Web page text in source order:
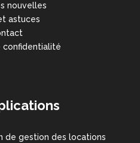
nouvelles
astuces
confidentialité
de gestion des locations